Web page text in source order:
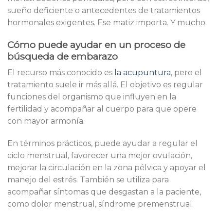
sueño deficiente o antecedentes de tratamientos
hormonales exigentes. Ese matiz importa. Y mucho.
Cómo puede ayudar en un proceso de
búsqueda de embarazo
El recurso más conocido es la acupuntura, pero el
tratamiento suele ir más allá. El objetivo es regular
funciones del organismo que influyen en la
fertilidad y acompañar al cuerpo para que opere
con mayor armonía.
En términos prácticos, puede ayudar a regular el
ciclo menstrual, favorecer una mejor ovulación,
mejorar la circulación en la zona pélvica y apoyar el
manejo del estrés. También se utiliza para
acompañar síntomas que desgastan a la paciente,
como dolor menstrual, síndrome premenstrual